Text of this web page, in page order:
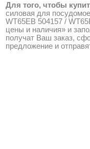
Для того, чтобы
силовая для
WT65EB 504157 /
цены и наличия» и
получат Ваш заказ,
предложение и